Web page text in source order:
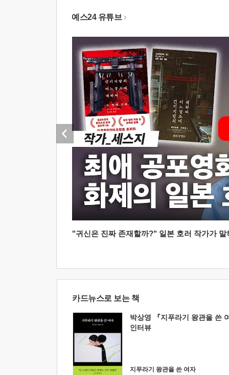
예스24 유튜브
"귀신은 진짜 존재할까?" 일본 호러 작가가
카드뉴스로 보는 책
박상영 『지푸라기 왕관을 쓴
인터뷰
지푸라기 왕관을 쓴 여자